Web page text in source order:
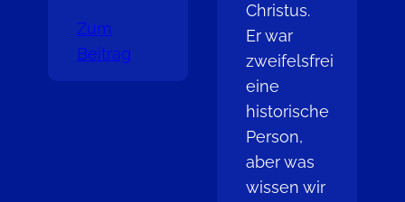
Zum
Beitrag
Christus.
Er war
zweifelsfrei
eine
historische
Person,
aber was
wissen wir